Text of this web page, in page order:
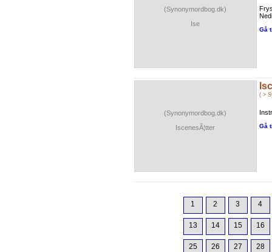
(Synonymordbog.dk)
Ise
Gå
(Synonymordbog.dk)
IscenesÃ¦tter
( >
Gå
1 2 3 4
13 14 15 16
25 26 27 28